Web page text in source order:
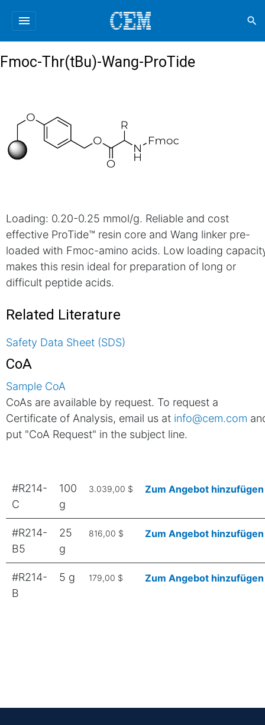
menu search
Fmoc-Thr(tBu)-Wang-ProTide
Loading: 0.20-0.25 mmol/g. Reliable and cost
effective ProTide™ resin core and Wang linker pre-
loaded with Fmoc-amino acids. Low loading
makes this resin ideal for preparation of long or
difficult peptide acids.
Related Literature
Safety Data Sheet (SDS)
CoA
Sample CoA
CoAs are available by request. To request a
Certificate of Analysis, email us at info@cem.com
put "CoA Request" in the subject line.
#R214-
C
100
g
3.039,00 $ Zum Angebot hinzufügen
#R214-
B5
25
g
816,00 $ Zum Angebot hinzufügen
#R214-
B
5 g 179,00 $ Zum Angebot hinzufügen